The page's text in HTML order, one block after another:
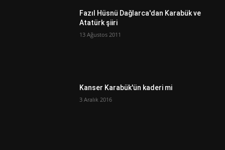
Fazıl Hüsnü Dağlarca'dan Karabük ve
Atatürk şiiri
13 Ağustos 2011
Kanser Karabük'ün kaderi mi
3 Aralık 2016